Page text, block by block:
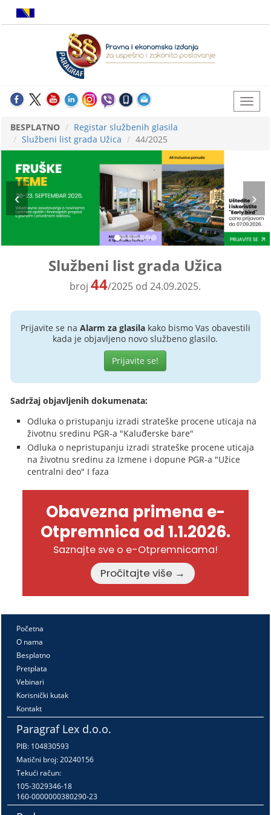
BESPLATNO
Registar službenih glasila
Službeni list grada Užica
44/2025
Službeni list grada Užica
broj44/2025 od 24.09.2025.
Prijavite se na Alarm za glasilakako bismo Vas obavestili
kada je objavljeno novo službeno glasilo.
Prijavite se!
Sadržaj objavljenih dokumenata:
Odluka o pristupanju izradi strateške procene uticaja na
životnu sredinu PGR-a "Kaluđerske bare"
Odluka o nepristupanju izradi strateške procene uticaja
na životnu sredinu za Izmene i dopune PGR-a "Užice
centralni deo" I faza
Obavezna primena e-
Otpremnica od 1.1.2026.
Saznajte sve o e-Otpremnicama!
Pročitajte više →
Početna
O nama
Besplatno
Pretplata
Vebinari
Korisnički kutak
Kontakt
Paragraf Lex d.o.o.
PIB: 104830593
Matični broj: 20240156
Tekući račun:
105-3029346-18
160-0000000380290-23